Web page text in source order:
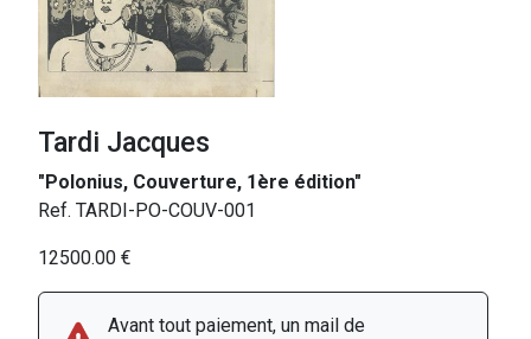
Tardi Jacques
"Polonius, Couverture, 1ère édition"
Ref. TARDI-PO-COUV-001
12500.00 €
Avant tout paiement, un mail de